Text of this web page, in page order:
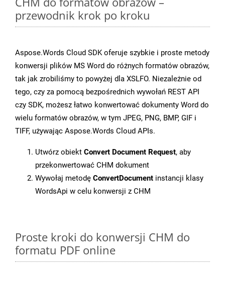
przewodnik krok po kroku
Aspose.Words Cloud SDK oferuje szybkie i proste metody
konwersji plików MS Word do różnych formatów obrazów,
tak jak zrobiliśmy to powyżej dla XSLFO. Niezależnie od
tego, czy za pomocą bezpośrednich wywołań REST API
czy SDK, możesz łatwo konwertować dokumenty Word do
wielu formatów obrazów, w tym JPEG, PNG, BMP, GIF i
TIFF, używając Aspose.Words Cloud APIs.
Utwórz obiekt Convert Document Request, aby
przekonwertować CHM dokument
Wywołaj metodę ConvertDocument instancji klasy
WordsApi w celu konwersji z CHM
Proste kroki do konwersji CHM do
formatu PDF online